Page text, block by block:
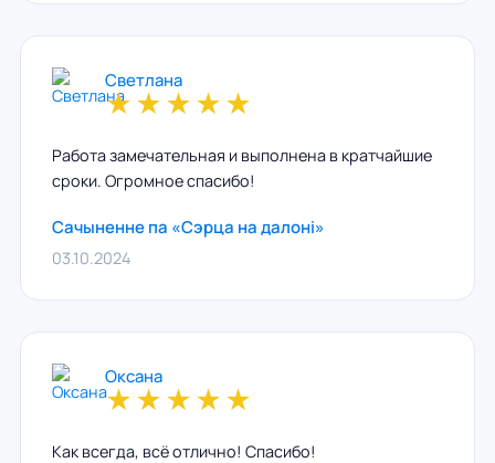
Светлана
★★★★★
Работа замечательная и выполнена в кратчайшие
сроки. Огромное спасибо!
Сачыненне па «Сэрца на далонi»
03.10.2024
Оксана
★★★★★
Как всегда, всё отлично! Спасибо!